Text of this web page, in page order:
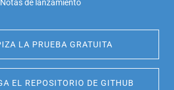
Notas de lanzamiento
LA PRUEBA GRATUITA
EL REPOSITORIO DE GITHUB